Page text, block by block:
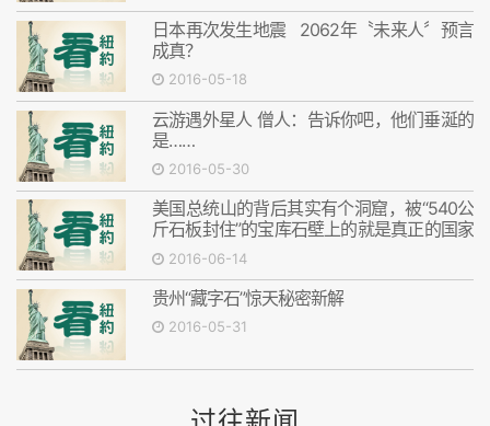
日本再次发生地震 2062年〝未来人〞预言
成真？
2016-05-18
云游遇外星人 僧人：告诉你吧，他们垂涎的
是……
2016-05-30
美国总统山的背后其实有个洞窟，被“540公
斤石板封住”的宝库石壁上的就是真正的国家
宝藏
2016-06-14
贵州“藏字石”惊天秘密新解
2016-05-31